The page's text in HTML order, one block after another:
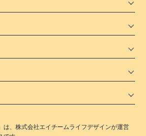
」は、株式会社エイチームライフデザインが運営